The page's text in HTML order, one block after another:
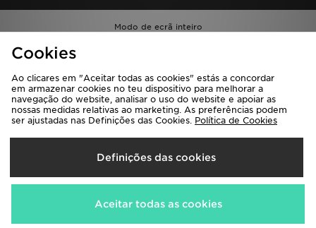
Modo de ecrã inteiro
Perguntas Frequentes
Guia de Tamanhos
Termos e Condições
Promoções e Sorteios
Privacidade
Cookies
Definições de Cookies
Programa de afiliados
Livro de reclamações
JD Blog
Cookies
Ao clicares em "Aceitar todas as cookies" estás a concordar
em armazenar cookies no teu dispositivo para melhorar a
navegação do website, analisar o uso do website e apoiar as
nossas medidas relativas ao marketing. As preferências podem
ser ajustadas nas Definições das Cookies. Política de Cookies
Definições das cookies
Aceitar todas as cookies